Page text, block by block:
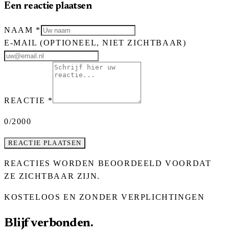
Een reactie plaatsen
NAAM *
E-MAIL(OPTIONEEL, NIET ZICHTBAAR)
REACTIE *
0/2000
REACTIE PLAATSEN
REACTIES WORDEN BEOORDEELD VOORDAT
ZE ZICHTBAAR ZIJN.
KOSTELOOS EN ZONDER VERPLICHTINGEN
Blijf verbonden.